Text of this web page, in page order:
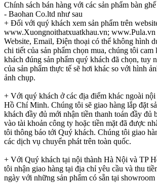
Chính sách bán hàng với các sản phẩm bàn
- Baohan Co.ltd như sau
+ Đối với quý khách xem sản phẩm trên
www.Xuongnoithatxuatkhau.vn; www.Pula.vn
Website, Email, Điện thoại có thể không hình
chi tiết của sản phẩm chọn mua, chúng tôi
khách đúng sản phẩm quý khách đã chọn, tuy
của sản phẩm thực tế sẽ hơi khác so với hình
ảnh chụp.
+ Với quý khách ở các địa điểm khác ngoài
Hồ Chí Minh. Chúng tôi sẽ giao hàng lắp đặt
khách đầy đủ mới nhận tiền thanh toán đầy đủ
vào tài khoản công ty hoặc tiền mặt đã được
tôi thông báo tới Quý khách. Chúng tôi giao
các dịch vụ chuyển phát trên toàn quốc.
+ Với Quý khách tại nội thành Hà Nội và TP
tôi nhận giao hàng tại địa chỉ yêu cầu và thu
ngày với những sản phẩm có sẵn tại showroom